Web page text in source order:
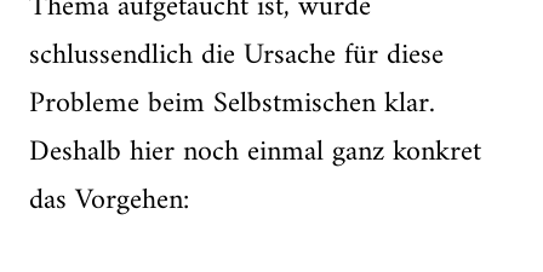
schlussendlich die Ursache für diese
Probleme beim Selbstmischen klar.
Deshalb hier noch einmal ganz konkret
das Vorgehen: